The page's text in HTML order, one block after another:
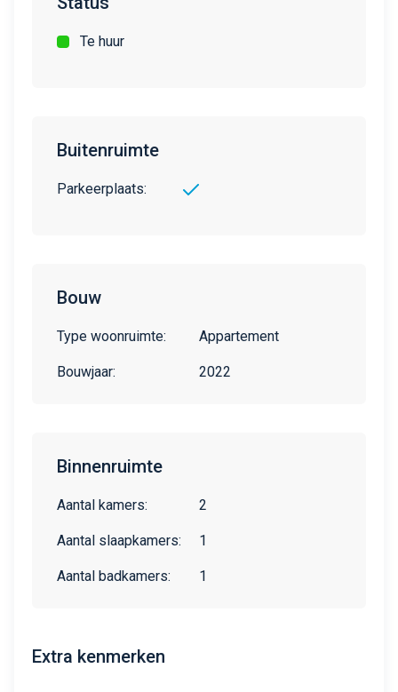
Te huur
Buitenruimte
Parkeerplaats:
Bouw
Type woonruimte: Appartement
Bouwjaar: 2022
Binnenruimte
Aantal kamers: 2
Aantal slaapkamers: 1
Aantal badkamers: 1
Extra kenmerken